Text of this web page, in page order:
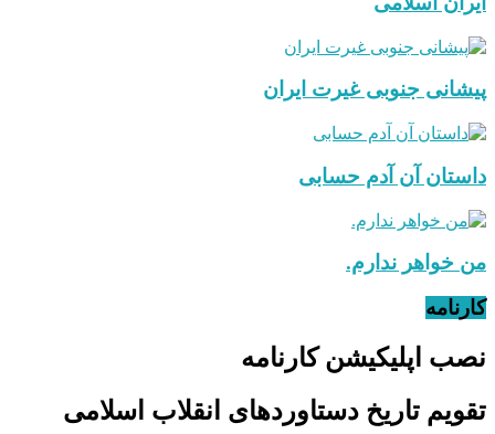
پیشانی جنوبی غیرت ایران
داستان آن آدم حسابی
من خواهر ندارم.
کارنامه
نصب اپلیکیشن کارنامه
تقویم تاریخ دستاوردهای انقلاب اسلامی